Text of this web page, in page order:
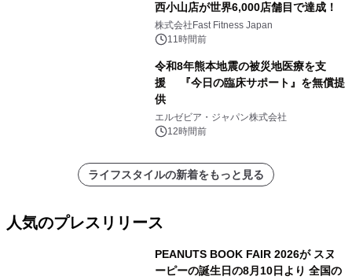
西小山店が世界6,000店舗目で達成！
株式会社Fast Fitness Japan
11時間前
令和8年熊本地震の被災地医療を支
援 『今日の臨床サポート』を無償提
供
エルゼビア・ジャパン株式会社
12時間前
ライフスタイルの新着をもっと見る
人気のプレスリリース
PEANUTS BOOK FAIR 2026が スヌ
ーピーの誕生日の8月10日より 全国の